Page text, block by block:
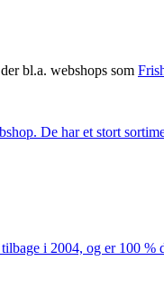
bl.a. webshops som
De har et stort
i 2004, og er 100 %